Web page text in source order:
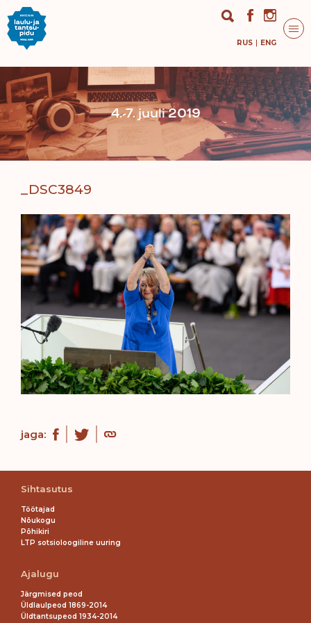
RUS ENG
4.-7. juuli 2019
_DSC3849
jaga:
Sihtasutus
Töötajad
Nõukogu
Põhikiri
LTP sotsioloogiline uuring
Ajalugu
Järgmised peod
Üldlaulpeod 1869-2014
Üldtantsupeod 1934-2014